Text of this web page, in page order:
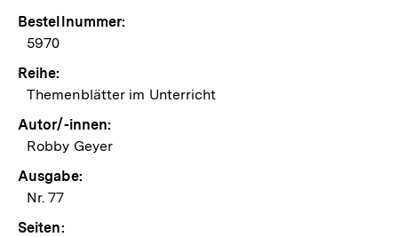
Bestellnummer:
5970
Reihe:
Themenblätter im Unterricht
Autor/-innen:
Robby Geyer
Ausgabe:
Nr. 77
Seiten: